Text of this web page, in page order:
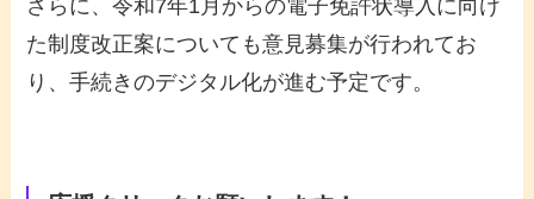
さらに、令和7年1月からの電子免許状導入に向け
た制度改正案についても意見募集が行われてお
り、手続きのデジタル化が進む予定です。